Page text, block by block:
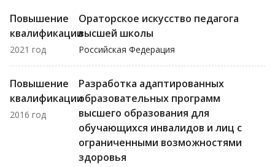
Повышение
квалификации
2021 год
Ораторское искусство педагога
высшей школы
Российская Федерация
Повышение
квалификации
2016 год
Разработка адаптированных
образовательных программ
высшего образования для
обучающихся инвалидов и лиц с
ограниченными возможностями
здоровья